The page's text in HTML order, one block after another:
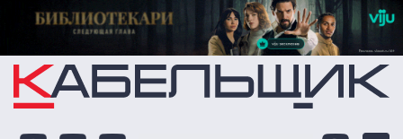
Перейти к основному содержанию